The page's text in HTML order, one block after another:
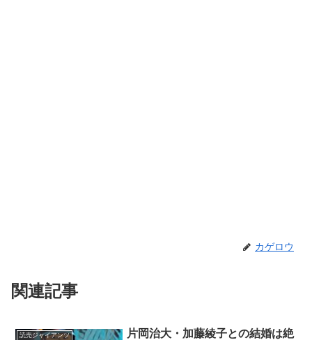
カゲロウ
関連記事
読売ジャイアンツ
片岡治大・加藤綾子との結婚は絶